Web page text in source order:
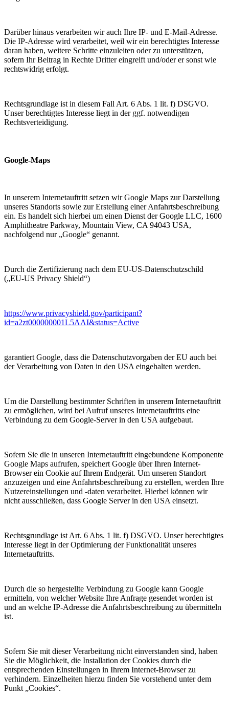
Darüber hinaus verarbeiten wir auch Ihre IP- und E-Mail-Adresse.
Die IP-Adresse wird verarbeitet, weil wir ein berechtigtes Interesse
daran haben, weitere Schritte einzuleiten oder zu unterstützen,
sofern Ihr Beitrag in Rechte Dritter eingreift und/oder er sonst wie
rechtswidrig erfolgt.
Rechtsgrundlage ist in diesem Fall Art. 6 Abs. 1 lit. f) DSGVO.
Unser berechtigtes Interesse liegt in der ggf. notwendigen
Rechtsverteidigung.
Google-Maps
In unserem Internetauftritt setzen wir Google Maps zur Darstellung
unseres Standorts sowie zur Erstellung einer Anfahrtsbeschreibung
ein. Es handelt sich hierbei um einen Dienst der Google LLC, 1600
Amphitheatre Parkway, Mountain View, CA 94043 USA,
nachfolgend nur „Google“ genannt.
Durch die Zertifizierung nach dem EU-US-Datenschutzschild
(„EU-US Privacy Shield“)
https://www.privacyshield.gov/participant?
id=a2zt000000001L5AAI&status=Active
garantiert Google, dass die Datenschutzvorgaben der EU auch bei
der Verarbeitung von Daten in den USA eingehalten werden.
Um die Darstellung bestimmter Schriften in unserem Internetauftritt
zu ermöglichen, wird bei Aufruf unseres Internetauftritts eine
Verbindung zu dem Google-Server in den USA aufgebaut.
Sofern Sie die in unseren Internetauftritt eingebundene Komponente
Google Maps aufrufen, speichert Google über Ihren Internet-
Browser ein Cookie auf Ihrem Endgerät. Um unseren Standort
anzuzeigen und eine Anfahrtsbeschreibung zu erstellen, werden Ihre
Nutzereinstellungen und -daten verarbeitet. Hierbei können wir
nicht ausschließen, dass Google Server in den USA einsetzt.
Rechtsgrundlage ist Art. 6 Abs. 1 lit. f) DSGVO. Unser berechtigtes
Interesse liegt in der Optimierung der Funktionalität unseres
Internetauftritts.
Durch die so hergestellte Verbindung zu Google kann Google
ermitteln, von welcher Website Ihre Anfrage gesendet worden ist
und an welche IP-Adresse die Anfahrtsbeschreibung zu übermitteln
ist.
Sofern Sie mit dieser Verarbeitung nicht einverstanden sind, haben
Sie die Möglichkeit, die Installation der Cookies durch die
entsprechenden Einstellungen in Ihrem Internet-Browser zu
verhindern. Einzelheiten hierzu finden Sie vorstehend unter dem
Punkt „Cookies“.